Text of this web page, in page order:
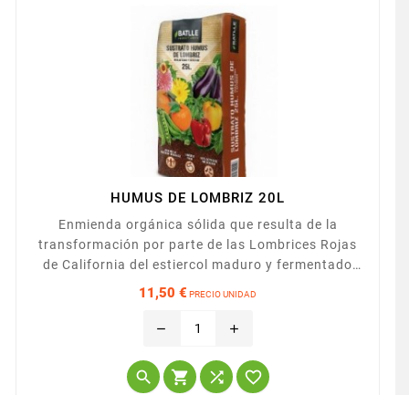
HUMUS DE LOMBRIZ 20L
Enmienda orgánica sólida que resulta de la
transformación por parte de las Lombrices Rojas
de California del estiercol maduro y fermentado
varias veces, en humus directamente e
integramente asimilable por parte de la planta.
Producto 100% natural y registrado como producto
11,50 € PRECIO UNIDAD
remove add
   